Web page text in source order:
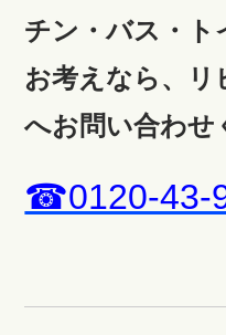
チン・バス・ト
お考えなら、
へお問い合わせ
☎0120-43-